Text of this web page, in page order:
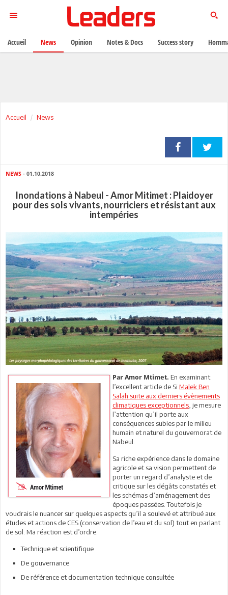
Accueil News
NEWS - 01.10.2018
Inondations à Nabeul - Amor Mitimet : Plaidoyer
pour des sols vivants, nourriciers et résistant aux
intempéries
Par Amor Mtimet. En examinant
l’excellent article de Si Malek Ben
Salah suite aux derniers évènements
climatiques exceptionnels , je mesure
l’attention qu’il porte aux
conséquences subies par le milieu
humain et naturel du gouvernorat de
Nabeul.
Sa riche expérience dans le domaine
agricole et sa vision permettent de
porter un regard d’analyste et de
critique sur les dégâts constatés et
les schémas d’aménagement des
époques passées. Toutefois je
voudrais le nuancer sur quelques aspects qu’il a soulevé et attribué aux
études et actions de CES (conservation de l’eau et du sol) tout en parlant
de sol. Ma réaction est d’ordre:
Technique et scientifique
De gouvernance
De référence et documentation technique consultée
Accueil News Opinion Notes & Docs Success story